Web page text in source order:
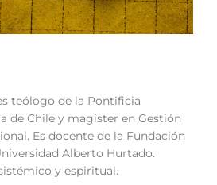
teólogo de la Pontificia
de Chile y magister en Gestión
Es docente de la Fundación
Alberto Hurtado.
y espiritual.